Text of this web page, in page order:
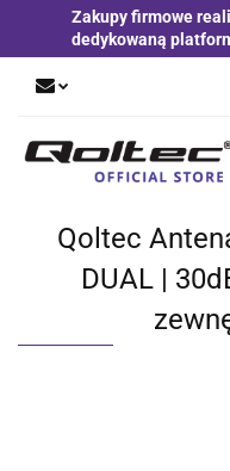
Zakupy firmowe
dedykowaną
Qoltec
DUAL |